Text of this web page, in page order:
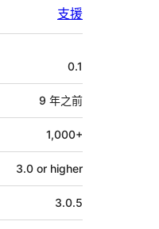
支援
0.1
9 年之前
1,000+
3.0 or higher
3.0.5